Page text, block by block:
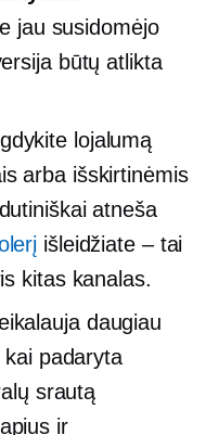
jau susidomėjo
būtų atlikta
lojalumą
arba išskirtinėmis
atneša
išleidžiate – tai
kitas kanalas.
daugiau
kai padaryta
srautą
ir